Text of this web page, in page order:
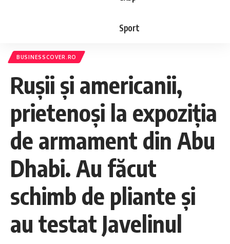
Sport
BUSINESSCOVER.RO
Rușii și americanii,
prietenoși la expoziția
de armament din Abu
Dhabi. Au făcut
schimb de pliante și
au testat Javelinul